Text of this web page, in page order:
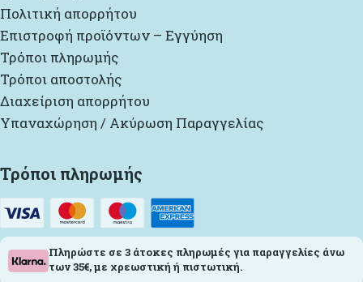
Πολιτική απορρήτου
Επιστροφή προϊόντων – Εγγύηση
Τρόποι πληρωμής
Τρόποι αποστολής
Διαχείριση απορρήτου
Υπαναχώρηση / Ακύρωση Παραγγελίας
Τρόποι πληρωμής
Πληρώστε σε 3 άτοκες πληρωμές για παραγγελίες άνω
των 35€, με χρεωστική ή πιστωτική.